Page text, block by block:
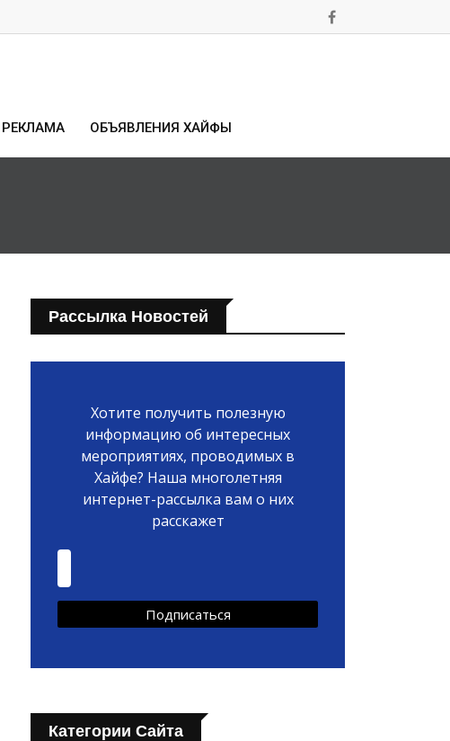
РЕКЛАМА ОБЪЯВЛЕНИЯ ХАЙФЫ
Рассылка Новостей
Хотите получить полезную
информацию об интересных
мероприятиях, проводимых в
Хайфе? Наша многолетняя
интернет-рассылка вам о них
расскажет
Категории Сайта